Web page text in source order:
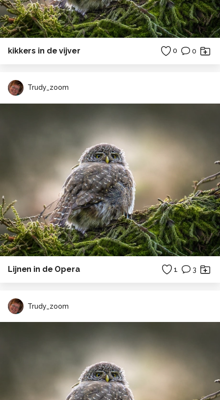
kikkers in de vijver 0 0
Trudy_zoom
Lijnen in de Opera 1 3
Trudy_zoom